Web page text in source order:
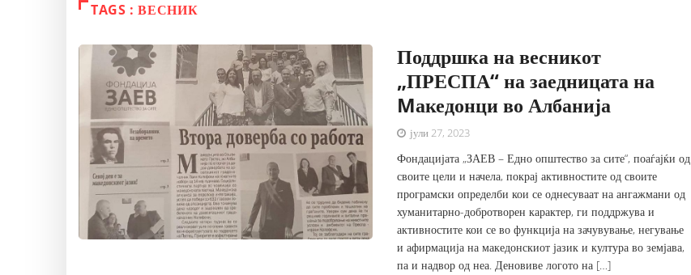
TAGS : ВЕСНИК
Поддршка на весникот
„ПРЕСПА“ на заедницата на
Mакедонци во Албанија
јули 27, 2023
Фондацијата „ЗАЕВ – Едно општество за сите“, поаѓајќи од
своите цели и начела, покрај активностите од своите
програмски определби кои се однесуваат на ангажмани од
хуманитарно-добротворен карактер, ги поддржува и
активностите кои се во функција на зачувување, негување
и афирмација на македонскиот јазик и култура во земјава,
па и надвор од неа. Деновиве логото на […]